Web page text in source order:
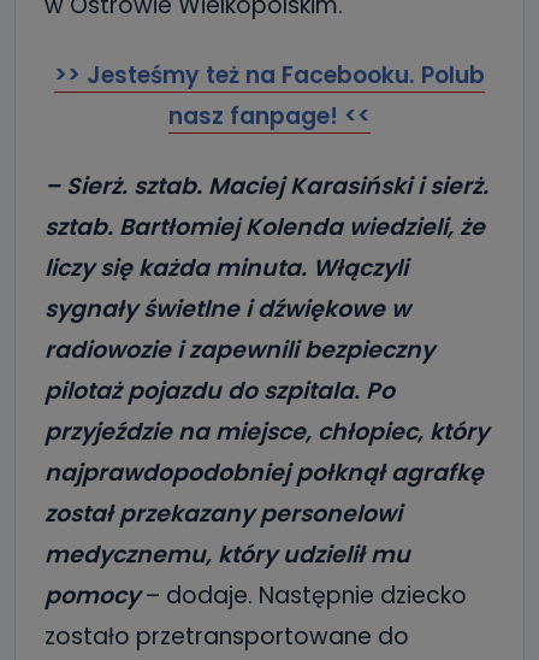
>> Jesteśmy też na Facebooku. Polub
nasz fanpage! <<
– Sierż. sztab. Maciej Karasiński i sierż.
sztab. Bartłomiej Kolenda wiedzieli, że
liczy się każda minuta. Włączyli
sygnały świetlne i dźwiękowe w
radiowozie i zapewnili bezpieczny
pilotaż pojazdu do szpitala. Po
przyjeździe na miejsce, chłopiec, który
najprawdopodobniej połknął agrafkę
został przekazany personelowi
medycznemu, który udzielił mu
pomocy – dodaje. Następnie dziecko
zostało przetransportowane do